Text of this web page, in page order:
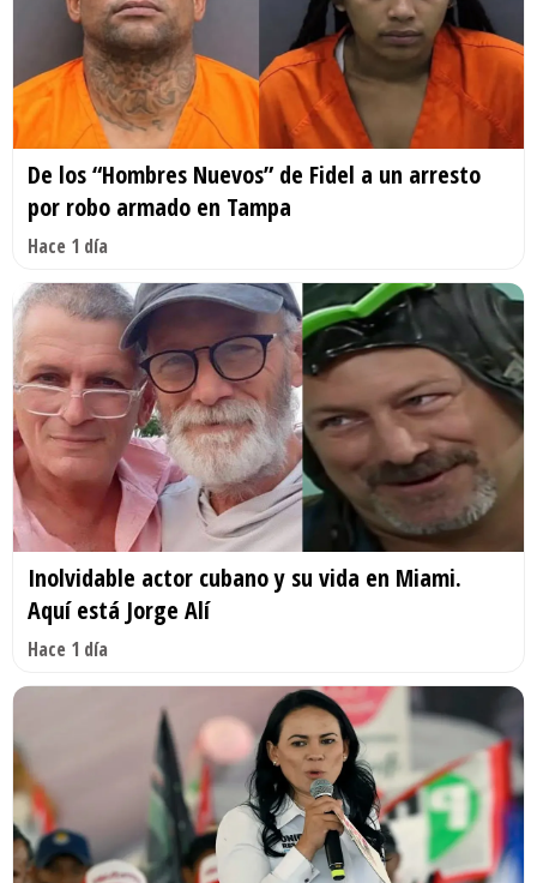
De los “Hombres Nuevos” de Fidel a un arresto
por robo armado en Tampa
Hace 1 día
Inolvidable actor cubano y su vida en Miami.
Aquí está Jorge Alí
Hace 1 día